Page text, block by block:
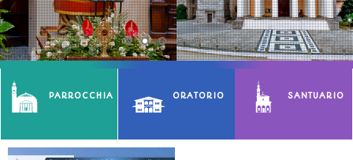
PARROCCHIA ORATORIO SANTUARIO